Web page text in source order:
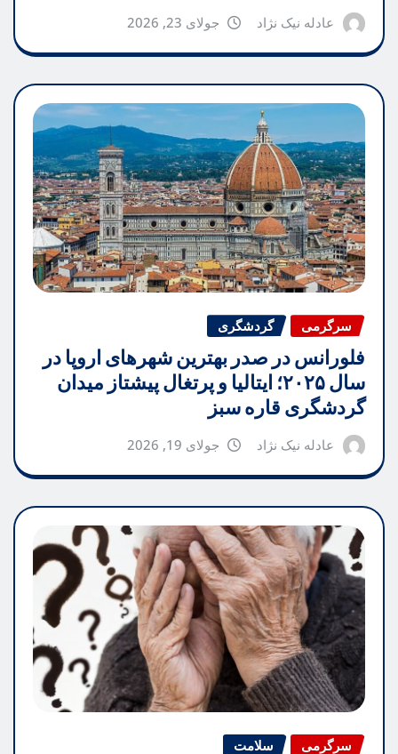
عادله نیک نژاد جولای 23, 2026
سرگرمی گردشگری
فلورانس در صدر بهترین شهرهای اروپا در
سال ۲۰۲۵؛ ایتالیا و پرتغال پیشتاز میدان
گردشگری قاره سبز
عادله نیک نژاد جولای 19, 2026
سرگرمی سلامت